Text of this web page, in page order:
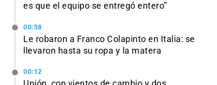
es que el equipo se entregó entero”
00:58
Le robaron a Franco Colapinto en Italia: se
llevaron hasta su ropa y la matera
00:12